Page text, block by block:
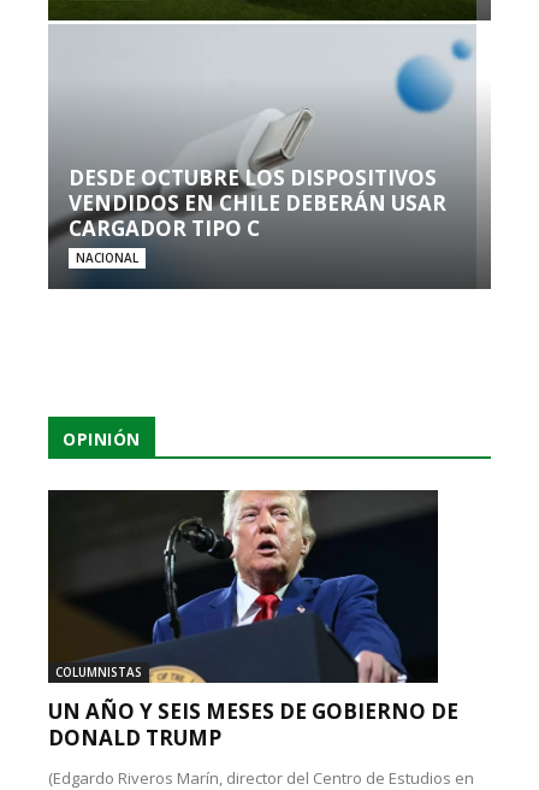
DESDE OCTUBRE LOS DISPOSITIVOS
VENDIDOS EN CHILE DEBERÁN USAR
CARGADOR TIPO C
NACIONAL
OPINIÓN
COLUMNISTAS
UN AÑO Y SEIS MESES DE GOBIERNO DE
DONALD TRUMP
(Edgardo Riveros Marín, director del Centro de Estudios en